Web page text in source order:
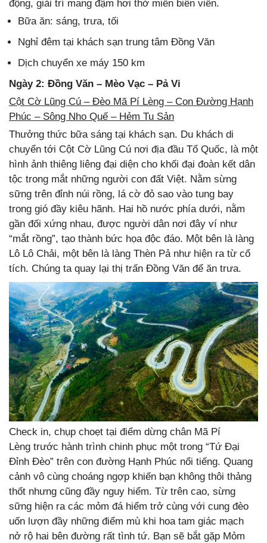
động, giải trí mang đậm hơi thở miền biên viễn.
Bữa ăn: sáng, trưa, tối
Nghỉ đêm tại khách sạn trung tâm Đồng Văn
Dịch chuyển xe máy 150 km
Ngày 2: Đồng Văn – Mèo Vạc – Pả Vi
Cột Cờ Lũng Cú – Đèo Mã Pí Lèng – Con Đường Hạnh
Phúc – Sông Nho Quế – Hẻm Tu Sản
Thưởng thức bữa sáng tại khách sạn. Du khách di
chuyển tới Cột Cờ Lũng Cú nơi địa đầu Tổ Quốc, là một
hình ảnh thiêng liêng đại diện cho khối đại đoàn kết dân
tộc trong mắt những người con đất Việt. Nằm sừng
sững trên đỉnh núi rồng, lá cờ đỏ sao vào tung bay
trong gió đầy kiêu hãnh. Hai hồ nước phía dưới, nằm
gần đối xứng nhau, được người dân nơi đây ví như
“mắt rồng”, tạo thành bức họa độc đáo. Một bên là làng
Lô Lô Chải, một bên là làng Thèn Pả như hiện ra từ cổ
tích. Chúng ta quay lại thị trấn Đồng Văn để ăn trưa.
Check in, chụp choẹt tại điểm dừng chân Mã Pí
Lèng trước hành trình chinh phục một trong “Tứ Đại
Đỉnh Đèo” trên con đường Hạnh Phúc nổi tiếng. Quang
cảnh vô cùng choáng ngợp khiến bạn không thôi thảng
thốt nhưng cũng đầy nguy hiểm. Từ trên cao, sừng
sững hiện ra các mỏm đá hiểm trở cùng với cung đèo
uốn lượn đầy những điểm mù khi hoa tam giác mạch
nở rộ hai bên đường rất tình tứ. Bạn sẽ bắt gặp Mỏm